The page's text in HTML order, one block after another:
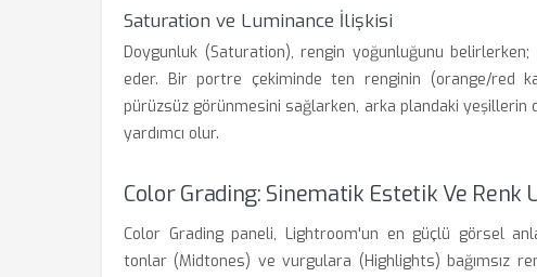
Saturation ve Luminance İlişkisi
Doygunluk (Saturation), rengin yoğunluğunu
eder. Bir portre çekiminde ten renginin (orange/red
pürüzsüz görünmesini sağlarken, arka plandaki yeşillerin
yardımcı olur.
Color Grading: Sinematik Estetik Ve Renk
Color Grading paneli, Lightroom'un en güçlü görsel
tonlar (Midtones) ve vurgulara (Highlights) bağımsız